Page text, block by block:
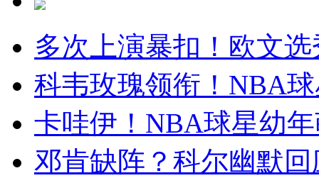
多次上演暴扣！欧文
科韦玫瑰领衔！NBA
卡哇伊！NBA球星幼
邓肯缺阵？科尔幽默